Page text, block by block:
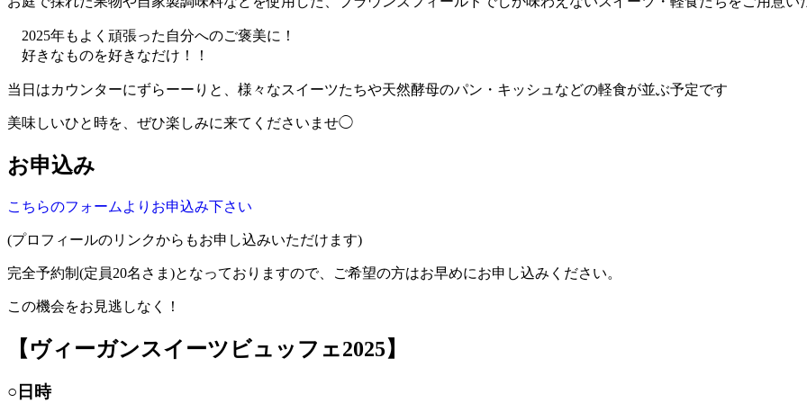
2025年もよく頑張った自分へのご褒美に！
好きなものを好きなだけ！！
当日はカウンターにずらーーりと、様々なスイーツたちや天然酵母のパン・キッシュなどの軽食が並ぶ予定です
美味しいひと時を、ぜひ楽しみに来てくださいませ◯
お申込み
こちらのフォームよりお申込み下さい
(プロフィールのリンクからもお申し込みいただけます)
完全予約制(定員20名さま)となっておりますので、ご希望の方はお早めにお申し込みください。
この機会をお見逃しなく！
【ヴィーガンスイーツビュッフェ2025】
○日時